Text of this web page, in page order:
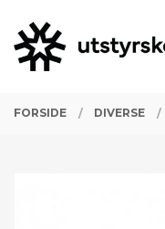
innholdet
PRODUKTER
FORSIDE DIVERSE